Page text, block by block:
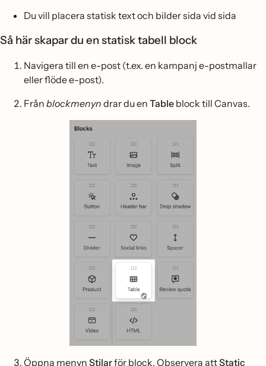
Du vill placera statisk text och bilder sida vid sida
Så här skapar du en statisk tabell block
Navigera till en e-post (t.ex. en kampanj e-postmallar
eller flöde e-post).
Från blockmenyn drar du en Table block till Canvas.
Öppna menyn Stilarför block. Observera attStatic